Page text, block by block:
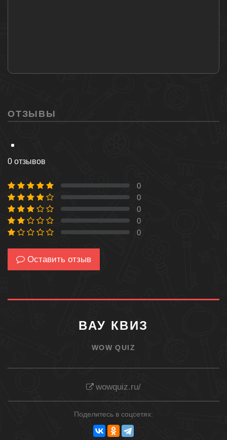
ОТЗЫВЫ
0 отзывов
0 % 0
0 % 0
0 % 0
0 % 0
0 % 0
Оставить отзыв
ВАУ КВИЗ
WOW QUIZ
wowquiz.ru/
Поделитесь в соцсетях: